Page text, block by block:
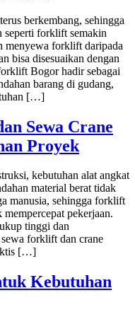
berkembang, sehingga
seperti forklift semakin
menyewa forklift daripada
bisa disesuaikan dengan
Bogor hadir sebagai
barang di gudang,
[…]
Sewa Crane
Proyek
kebutuhan alat angkat
material berat tidak
manusia, sehingga forklift
pekerjaan.
tinggi dan
forklift dan crane
[…]
Kebutuhan